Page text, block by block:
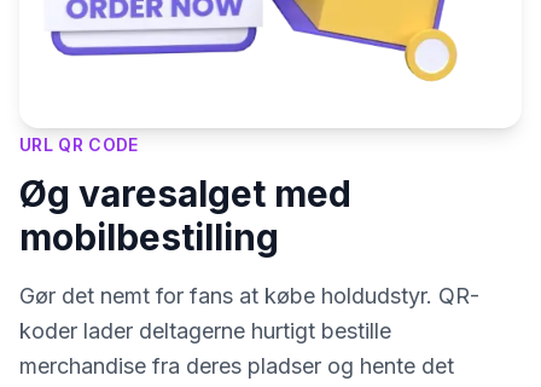
URL QR CODE
Øg varesalget med
mobilbestilling
Gør det nemt for fans at købe holdudstyr. QR-
koder lader deltagerne hurtigt bestille
merchandise fra deres pladser og hente det